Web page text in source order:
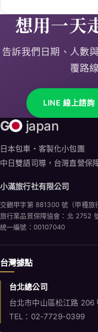
想用一天
告訴我們日期、人數
覆路
LINE 線上諮詢
G japan
日本包車・客製化小包團
中日雙語司導，台灣直營保
小滿旅行社有限公司
交觀甲字第 881300 號（甲種旅
旅行業品質保障協會：北 2752
統一編號：00107040
台灣據點
台北總公司
台北市中山區松江路 206
TEL：02-7729-0399